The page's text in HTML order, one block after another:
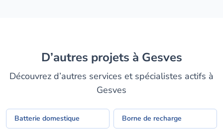
D’autres projets à Gesves
Découvrez d’autres services et spécialistes actifs à
Gesves
Batterie domestique Borne de recharge